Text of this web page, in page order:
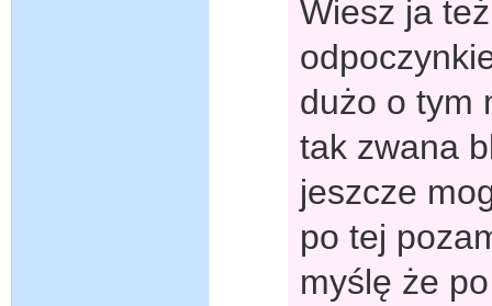
Wiesz ja
dużo o tym
tak zwana
jeszcze
po tej
myślę że